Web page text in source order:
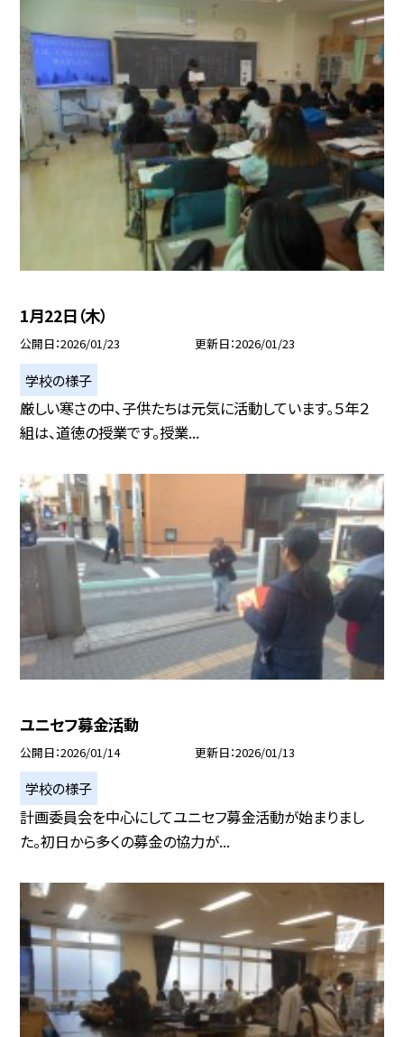
1月22日（木）
公開日 2026/01/23 更新日 2026/01/23
学校の様子
厳しい寒さの中、子供たちは元気に活動しています。５年２
組は、道徳の授業です。授業...
ユニセフ募金活動
公開日 2026/01/14 更新日 2026/01/13
学校の様子
計画委員会を中心にしてユニセフ募金活動が始まりまし
た。初日から多くの募金の協力が...